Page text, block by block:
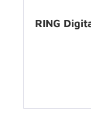
RING